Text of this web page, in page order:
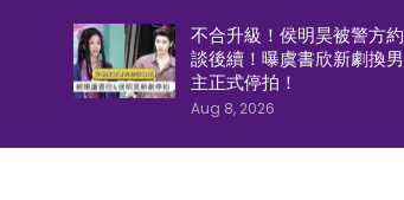
不合升級！侯明昊被警方約
談後續！曝虞書欣新劇換男
主正式停拍！
Aug 8, 2026